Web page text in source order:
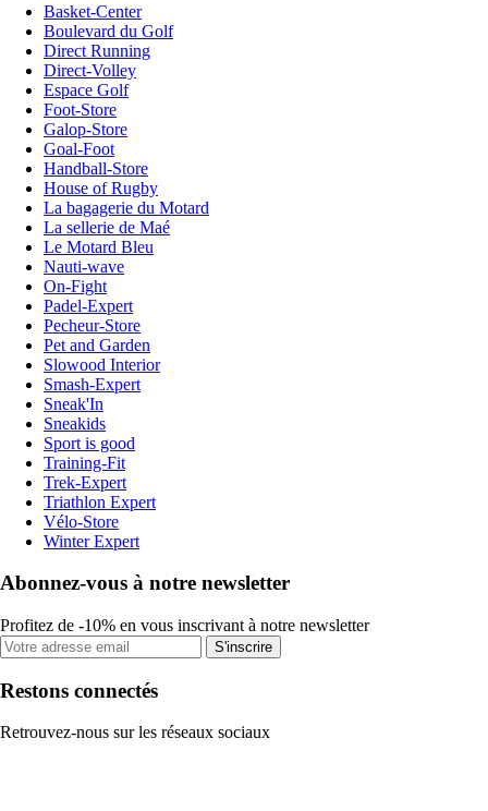
Basket-Center
Boulevard du Golf
Direct Running
Direct-Volley
Espace Golf
Foot-Store
Galop-Store
Goal-Foot
Handball-Store
House of Rugby
La bagagerie du Motard
La sellerie de Maé
Le Motard Bleu
Nauti-wave
On-Fight
Padel-Expert
Pecheur-Store
Pet and Garden
Slowood Interior
Smash-Expert
Sneak'In
Sneakids
Sport is good
Training-Fit
Trek-Expert
Triathlon Expert
Vélo-Store
Winter Expert
Abonnez-vous à notre newsletter
Profitez de -10% en vous inscrivant à notre newsletter
S'inscrire
Restons connectés
Retrouvez-nous sur les réseaux sociaux